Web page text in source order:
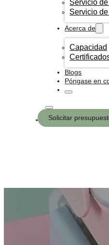
Servicio
Servicio
Acerca de
Capacidad
Blogs
Póngase en
Solicitar